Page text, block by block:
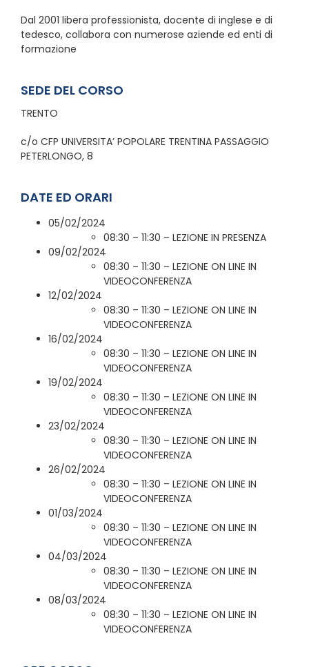
Dal 2001 libera professionista, docente di inglese e di
tedesco, collabora con numerose aziende ed enti di
formazione
SEDE DEL CORSO
TRENTO
c/o CFP UNIVERSITA’ POPOLARE TRENTINA PASSAGGIO
PETERLONGO, 8
DATE ED ORARI
05/02/2024
08:30 – 11:30 – LEZIONE IN PRESENZA
09/02/2024
08:30 – 11:30 – LEZIONE ON LINE IN
VIDEOCONFERENZA
12/02/2024
08:30 – 11:30 – LEZIONE ON LINE IN
VIDEOCONFERENZA
16/02/2024
08:30 – 11:30 – LEZIONE ON LINE IN
VIDEOCONFERENZA
19/02/2024
08:30 – 11:30 – LEZIONE ON LINE IN
VIDEOCONFERENZA
23/02/2024
08:30 – 11:30 – LEZIONE ON LINE IN
VIDEOCONFERENZA
26/02/2024
08:30 – 11:30 – LEZIONE ON LINE IN
VIDEOCONFERENZA
01/03/2024
08:30 – 11:30 – LEZIONE ON LINE IN
VIDEOCONFERENZA
04/03/2024
08:30 – 11:30 – LEZIONE ON LINE IN
VIDEOCONFERENZA
08/03/2024
08:30 – 11:30 – LEZIONE ON LINE IN
VIDEOCONFERENZA